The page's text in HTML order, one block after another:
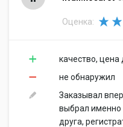
Оценка:
качество, цена
не обнаружил
Заказывал
выбрал именно
друга,